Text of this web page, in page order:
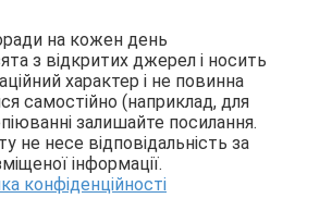
на кожен день
з відкритих джерел і носить
характер і не повинна
самостійно (наприклад, для
залишайте посилання.
не несе відповідальність за
інформації.
конфіденційності